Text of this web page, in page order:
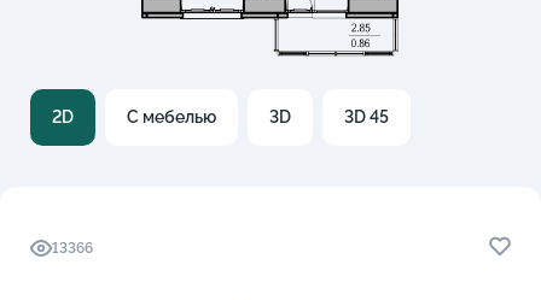
2D С мебелью 3D 3D 45
13366